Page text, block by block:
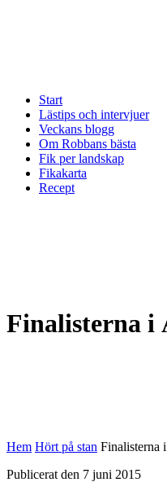
Start
Lästips och intervjuer
Veckans blogg
Om Robbans bästa
Fik per landskap
Fikakarta
Recept
Finalisterna i
Hem Hört på stan Finalisterna
Publicerat den 7 juni 2015